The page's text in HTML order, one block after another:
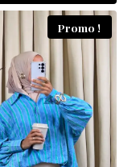
Promo !